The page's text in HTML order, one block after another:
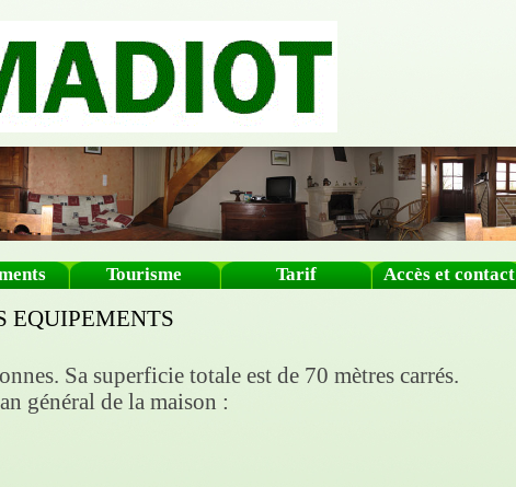
EQUIPEMENTS
Sa superficie totale est de 70 mètres carrés.
général de la maison :
Tourisme Tarif Accès et contact